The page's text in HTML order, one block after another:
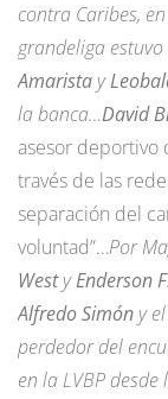
contra Caribes,
grandeliga
Amarista y
la banca…David
asesor deportivo
través de las
separación del
voluntad”…Por
WestyEnderson
Alfredo Simón y
perdedor del
en la LVBP